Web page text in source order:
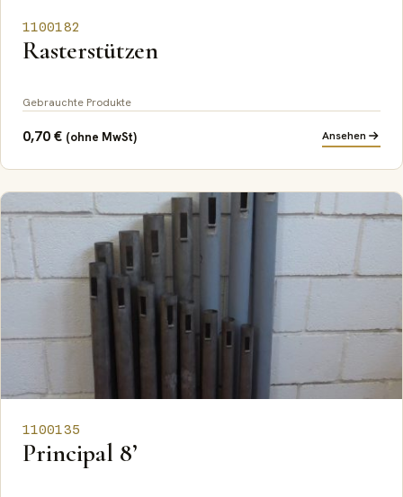
1100182
Rasterstützen
Gebrauchte Produkte
0,70€ (ohne MwSt) Ansehen
1100135
Principal 8’